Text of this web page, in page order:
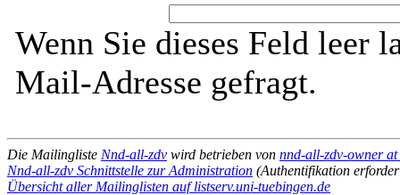
Wenn Sie dieses Feld leer
Mail-Adresse gefragt.
Die Mailingliste Nnd-all-zdv wird betrieben von nnd-all-zdv-owner
Nnd-all-zdv Schnittstelle zur Administration (Authentifikation
Übersicht aller Mailinglisten auf listserv.uni-tuebingen.de